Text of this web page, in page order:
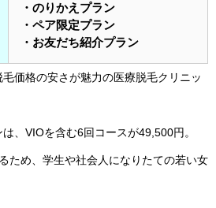
・のりかえプラン
・ペア限定プラン
・お友だち紹介プラン
価格の安さが魅力の医療脱毛クリニッ
、VIOを含む6回コースが49,500円。
ため、学生や社会人になりたての若い女